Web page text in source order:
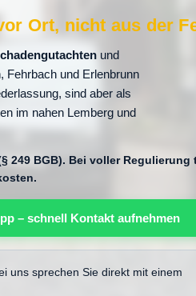
Ort, nicht aus der
und
Fehrbach und Erlenbrunn
sind aber als
im nahen Lemberg und
249 BGB). Bei voller Regulierung
– schnell Kontakt aufnehmen
uns sprechen Sie direkt mit einem